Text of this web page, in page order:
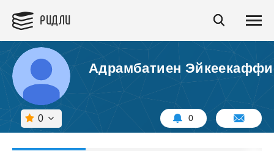
РИДЛИ
Адрамбатиен
0 0